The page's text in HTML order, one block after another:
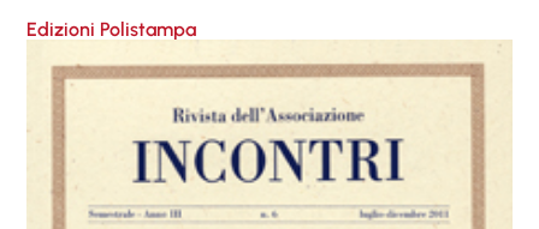
Edizioni Polistampa